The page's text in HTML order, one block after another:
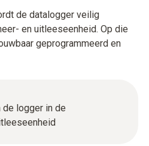
de datalogger veilig
en uitleeseenheid. Op die
geprogrammeerd en
logger in de